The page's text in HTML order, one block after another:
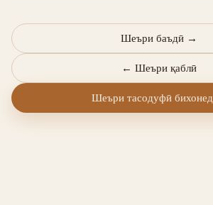
← Шеъри қаблӣ
Шеъри баъдӣ →
Шеъри тасодуфӣ бихонед